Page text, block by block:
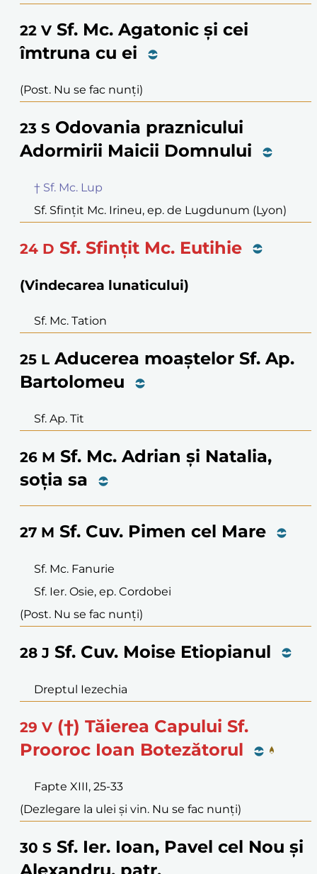
22 V Sf. Mc. Agatonic și cei
îmtruna cu ei
(Post. Nu se fac nunți)
23 S Odovania praznicului
Adormirii Maicii Domnului
† Sf. Mc. Lup
Sf. Sfințit Mc. Irineu, ep. de Lugdunum (Lyon)
24 D Sf. Sfințit Mc. Eutihie
(Vindecarea lunaticului)
Sf. Mc. Tation
25 L Aducerea moaștelor Sf. Ap.
Bartolomeu
Sf. Ap. Tit
26 M Sf. Mc. Adrian și Natalia,
soția sa
27 M Sf. Cuv. Pimen cel Mare
Sf. Mc. Fanurie
Sf. Ier. Osie, ep. Cordobei
(Post. Nu se fac nunți)
28 J Sf. Cuv. Moise Etiopianul
Dreptul Iezechia
29 V (†) Tăierea Capului Sf.
Prooroc Ioan Botezătorul
Fapte XIII, 25-33
(Dezlegare la ulei și vin. Nu se fac nunți)
30 S Sf. Ier. Ioan, Pavel cel Nou și